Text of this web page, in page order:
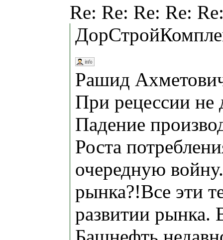
Re: Re: Re: Re:
Рашид
При рецессии не
Падение
Роста
очередную
рынка?!Все эти
развитии рынка.